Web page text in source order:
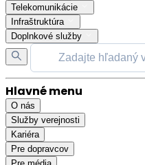
Telekomunikácie
Infraštruktúra
Doplnkové služby
Hlavné menu
O nás
Služby verejnosti
Kariéra
Pre dopravcov